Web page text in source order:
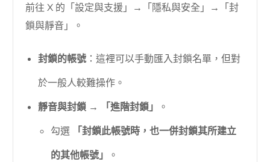
前往 X 的「設定與支援」→「隱私與安全」→「封
鎖與靜音」。
封鎖的帳號 ：這裡可以手動匯入封鎖名單，但對
於一般人較難操作。
靜音與封鎖 → 「進階封鎖」
。
勾選
「封鎖此帳號時，也一併封鎖其所建立
的其他帳號」
。